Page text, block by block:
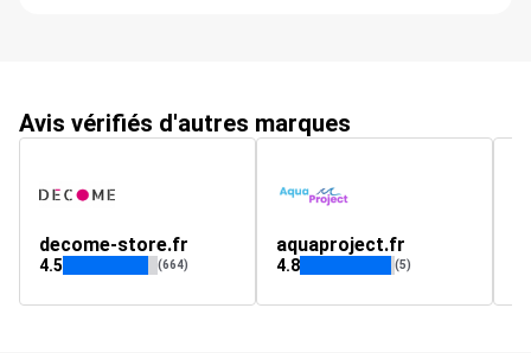
Avis vérifiés d'autres marques
decome-store.fr
4.5 (664)
aquaproject.fr
4.8 (5)